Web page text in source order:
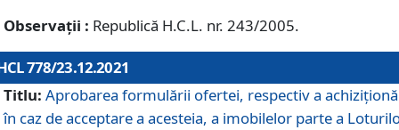
Observații : Republică H.C.L. nr. 243/2005.
778/23.12.2021
Titlu: Aprobarea formulării ofertei, respectiv a
în caz de acceptare a acesteia, a imobilelor parte a